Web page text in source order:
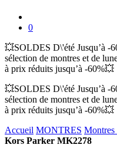
0
💥SOLDES D\'été Jusqu’à -
sélection de montres et de
à prix réduits jusqu’à -60%💥
💥SOLDES D\'été Jusqu’à -
sélection de montres et de
à prix réduits jusqu’à -60%💥
Accueil MONTRES Montres
Kors Parker MK2278